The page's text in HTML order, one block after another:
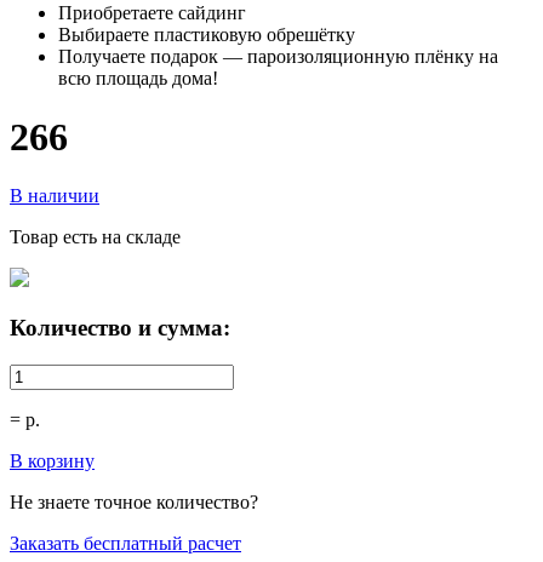
Приобретаете сайдинг
Выбираете пластиковую обрешётку
Получаете подарок — пароизоляционную плёнку на
всю площадь дома!
266
В наличии
Товар есть на складе
Количество и сумма:
= р.
В корзину
Не знаете точное количество?
Заказать бесплатный расчет